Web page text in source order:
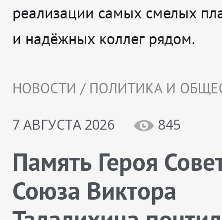
реализации самых смелых
и надёжных коллег рядом.
НОВОСТИ / ПОЛИТИКА И
7 АВГУСТА 2026
845
Память Героя
Союза Виктора